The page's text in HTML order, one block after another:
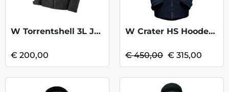
W Torrentshell 3L Jacket - Black
€ 200,00
W Crater HS Hooded Jkt-Marine Blk KOOPJE
€ 450,00 € 315,00